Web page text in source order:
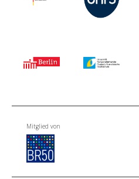
Mitglied von